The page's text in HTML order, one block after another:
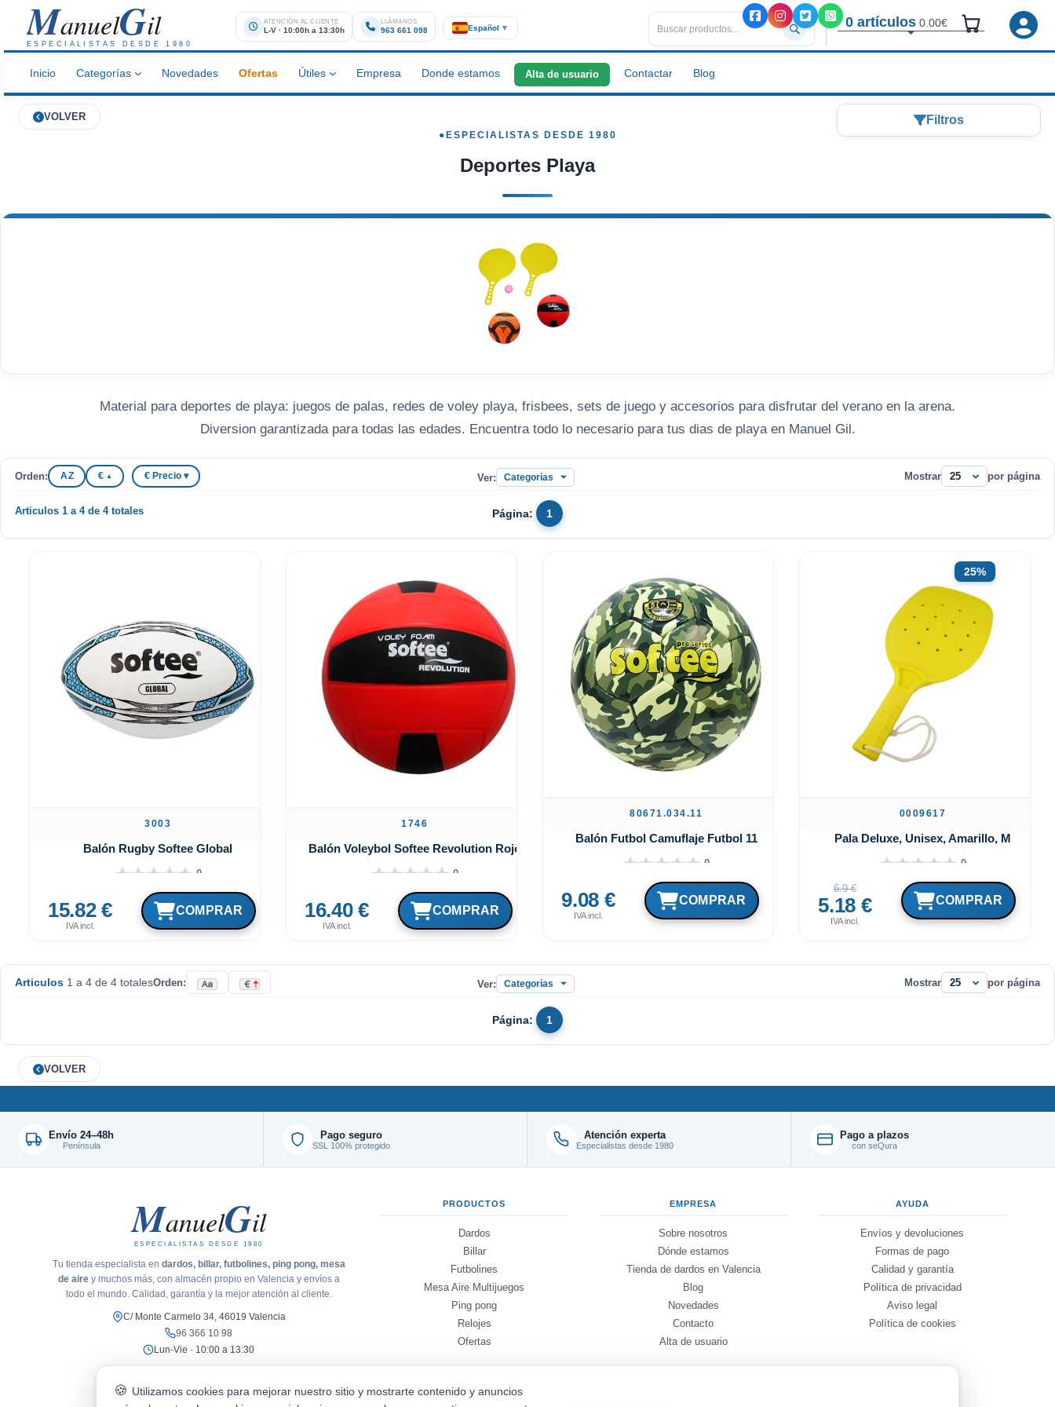
Utilizamos cookies para mejorar nuestro sitio y mostrarte contenido y anuncios
ManuelGil
ESPECIALISTAS DESDE 1980
ATENCIÓN AL CLIENTE
L-V · 10:00h a 13:30h
LLÁMANOS
963 661 098 Español ▼ 0 artículos 0.00€
Inicio Categorías Novedades Ofertas Útiles Empresa Donde estamos Alta de usuario Contactar Blog
VOLVER
Deportes Playa
Material para deportes de playa: juegos de palas, redes de voley playa, frisbees, sets de juego y accesorios para disfrutar del verano en la arena.
Diversion garantizada para todas las edades. Encuentra todo lo necesario para tus dias de playa en Manuel Gil.
Orden: A Z € ▲ € Precio ▾ Ver: Mostrar por página
Página: 1
Articulos 1 a 4 de 4 totales
3003
Balón Rugby Softee Global
0
15.82 €
IVA incl.
1746
Balón Voleybol Softee Revolution Rojo
0
16.40 €
IVA incl.
80671.034.11
Balón Futbol Camuflaje Futbol 11
0
9.08 €
IVA incl.
25%
0009617
Pala Deluxe, Unisex, Amarillo, M
0
6.9 €
5.18 €
IVA incl.
Articulos 1 a 4 de 4 totalesOrden: Ver: Mostrar por página
Página: 1
VOLVER
Filtros
Envío 24–48h
Península
Pago seguro
SSL 100% protegido
Atención experta
Especialistas desde 1980
Pago a plazos
con seQura
ManuelGil
ESPECIALISTAS DESDE 1980
Tu tienda especialista en dardos, billar, futbolines, ping pong, mesa
de airey muchos más, con almacén propio en Valencia y envíos a
todo el mundo. Calidad, garantía y la mejor atención al cliente.
C/ Monte Carmelo 34, 46019 Valencia
96 366 10 98
Lun-Vie · 10:00 a 13:30
PRODUCTOS
Dardos
Billar
Futbolines
Mesa Aire Multijuegos
Ping pong
Relojes
Ofertas
EMPRESA
Sobre nosotros
Dónde estamos
Tienda de dardos en Valencia
Blog
Novedades
Contacto
Alta de usuario
AYUDA
Envíos y devoluciones
Formas de pago
Calidad y garantía
Política de privacidad
Aviso legal
Política de cookies